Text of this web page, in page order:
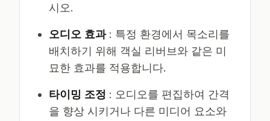
시오.
오디오 효과 : 특정 환경에서 목소리를
배치하기 위해 객실 리버브와 같은 미
묘한 효과를 적용합니다.
타이밍 조정 : 오디오를 편집하여 간격
을 향상 시키거나 다른 미디어 요소와